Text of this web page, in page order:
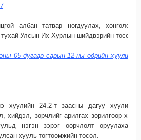
албан татвар ногдуулах, хөнгөлөх,
Улсын Их Хурлын шийдвэрийн төсөл;
05 дугаар сарын 12-ны өдрийн хуулиар
хуулийн 24.2-т заасны дагуу хуулийн
хийдэл, зөрчлийг арилгах зорилгоор хэд
нэгэн зэрэг өөрчлөлт оруулахаар
хууль тогтоомжийн төсөл.